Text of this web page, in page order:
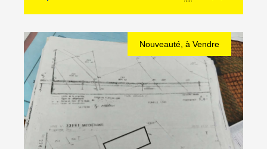
Nouveauté, à Vendre